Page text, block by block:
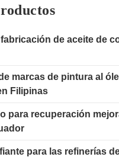
fabricación de aceite de
marcas de pintura al
Filipinas
para recuperación
para las refinerías